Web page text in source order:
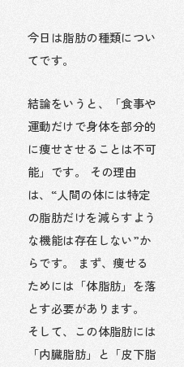
今日は脂肪の種類につい
てです。
結論をいうと、「食事や
運動だけで身体を部分的
に痩せさせることは不可
能」です。 その理由
は、“人間の体には特定
の脂肪だけを減らすよう
な機能は存在しない”か
らです。 まず、痩せる
ためには「体脂肪」を落
とす必要があります。
そして、この体脂肪には
「内臓脂肪」と「皮下脂